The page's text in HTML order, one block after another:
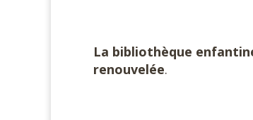
La bibliothèque
renouvelée.